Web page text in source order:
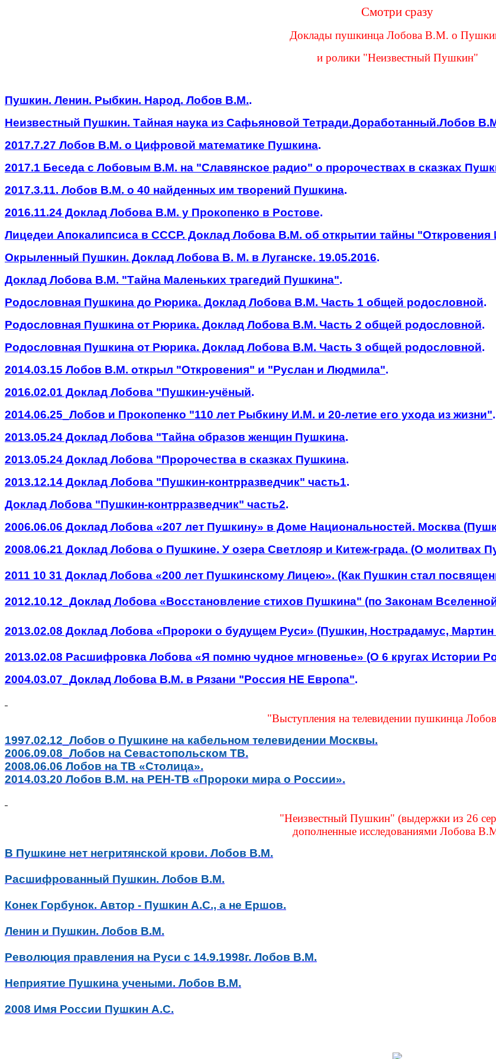
Смотри сразу
Доклады пушкинца Лобова В.М. о
и ролики "Неизвестный Пушкин"
Пушкин. Ленин. Рыбкин. Народ. Лобов В.М..
Неизвестный Пушкин. Тайная наука из Сафьяновой Тетради.Доработанный.Лобов
2017.7.27 Лобов В.М. о Цифровой математике Пушкина.
2017.1 Беседа с Лобовым В.М. на "Славянское радио" о пророчествах в сказках
2017.3.11. Лобов В.М. о 40 найденных им творений Пушкина.
2016.11.24 Доклад Лобова В.М. у Прокопенко в Ростове.
Лицедеи Апокалипсиса в СССР. Доклад Лобова В.М. об открытии тайны "Откровения
Окрыленный Пушкин. Доклад Лобова В. М. в Луганске. 19.05.2016.
Доклад Лобова В.М. "Тайна Маленьких трагедий Пушкина".
Родословная Пушкина до Рюрика. Доклад Лобова В.М. Часть 1 общей родословной.
Родословная Пушкина от Рюрика. Доклад Лобова В.М. Часть 2 общей родословной.
Родословная Пушкина от Рюрика. Доклад Лобова В.М. Часть 3 общей родословной.
2014.03.15 Лобов В.М. открыл "Откровения" и "Руслан и Людмила".
2016.02.01 Доклад Лобова "Пушкин-учёный.
2014.06.25_Лобов и Прокопенко "110 лет Рыбкину И.М. и 20-летие его ухода из жизни".
2013.05.24 Доклад Лобова "Тайна образов женщин Пушкина.
2013.05.24 Доклад Лобова "Пророчества в сказках Пушкина.
2013.12.14 Доклад Лобова "Пушкин-контрразведчик" часть1.
Доклад Лобова "Пушкин-контрразведчик" часть2.
2006.06.06 Доклад Лобова «207 лет Пушкину» в Доме Национальностей. Москва
2008.06.21 Доклад Лобова о Пушкине. У озера Светлояр и Китеж-града. (О молитвах
2011 10 31 Доклад Лобова «200 лет Пушкинскому Лицею». (Как Пушкин стал
2012.10.12_Доклад Лобова «Восстановление стихов Пушкина" (по Законам
2013.02.08 Доклад Лобова «Пророки о будущем Руси» (Пушкин, Нострадамус,
2013.02.08 Расшифровка Лобова «Я помню чудное мгновенье» (О 6 кругах Истории
2004.03.07_Доклад Лобова В.М. в Рязани "Россия НЕ Европа".
"Выступления на телевидении пушкинца
1997.02.12_Лобов о Пушкине на кабельном телевидении Москвы.
2006.09.08_Лобов на Севастопольском ТВ.
2008.06.06 Лобов на ТВ «Столица».
2014.03.20 Лобов В.М. на РЕН-ТВ «Пророки мира о России».
"Неизвестный Пушкин" (выдержки из 26
дополненные исследованиями Лобова
В Пушкине нет негритянской крови. Лобов В.М.
Расшифрованный Пушкин. Лобов В.М.
Конек Горбунок. Автор - Пушкин А.С., а не Ершов.
Ленин и Пушкин. Лобов В.М.
Революция правления на Руси с 14.9.1998г. Лобов В.М.
Неприятие Пушкина учеными. Лобов В.М.
2008 Имя России Пушкин А.С.